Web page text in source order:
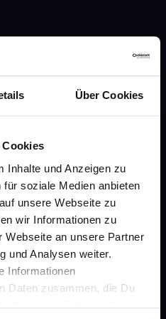
Über Cookies
Cookies
Inhalte und Anzeigen zu
soziale Medien anbieten
unsere Webseite zu
wir Informationen zu
Webseite an unsere Partner
und Analysen weiter.
Informationen
Daten zusammen, die Du
die sie im Rahmen Deiner